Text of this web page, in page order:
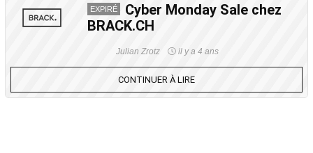
EXPIRÉ
Cyber Monday Sale chez
BRACK.CH
Julian Zrotz il y a 4 ans
CONTINUER À LIRE